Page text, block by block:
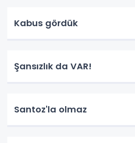
Kabus gördük
Şansızlık da VAR!
Santoz'la olmaz